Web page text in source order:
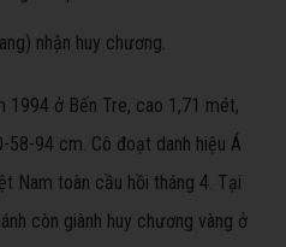
nhận huy chương.
1994 ở Bến Tre, cao 1,71 mét,
58-94 cm. Cô đoạt danh hiệu Á
Nam toàn cầu hồi tháng 4. Tại
còn giành huy chương vàng ở